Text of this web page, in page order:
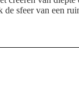
de sfeer van een